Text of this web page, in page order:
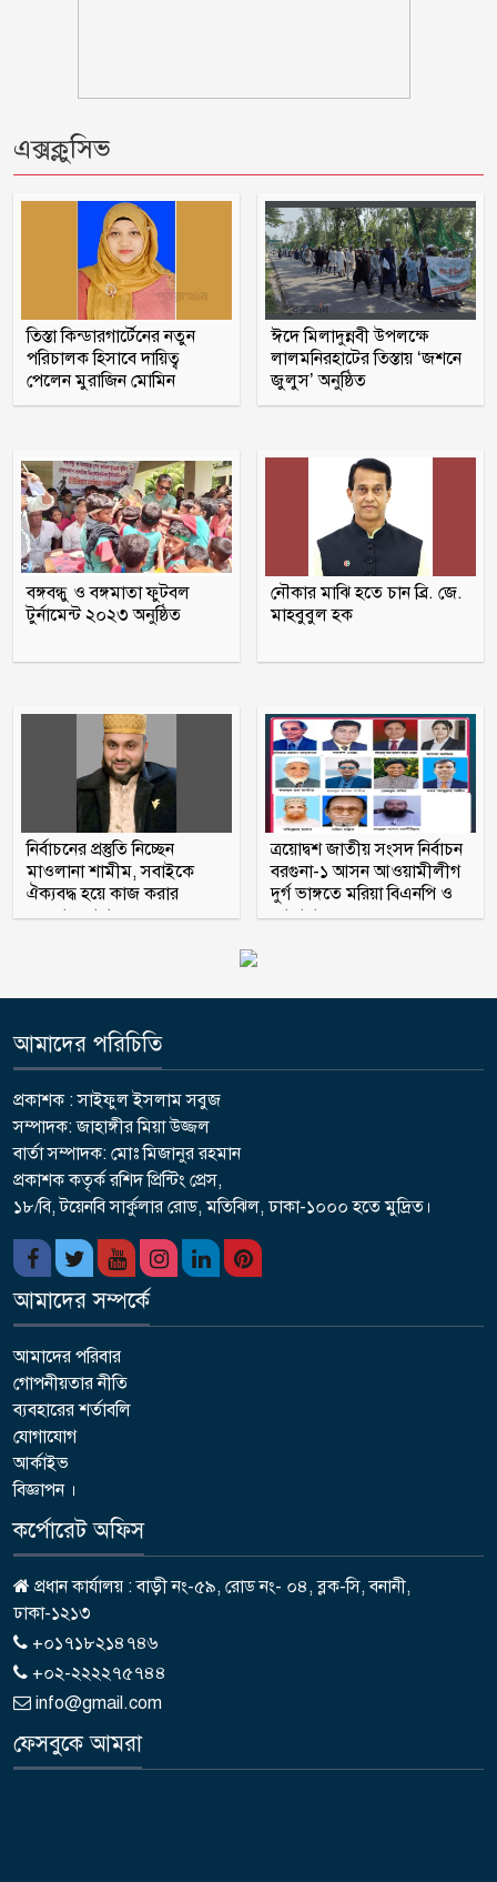
থাকার আহ্বান জামায়াত আমিরের
প্রথমে নৈতিক সমর্থন, পরে সরাসরি রাজপথে
নামে বিএনপি
গোপালগঞ্জে ১৫ আগস্ট পর্যন্ত নিরাপত্তা
জোরদার, মোতায়েন ৫ প্লাটুন বিজিবি
দম্পতিরা
জুলাই স্মৃতি জাদুঘর বিতাড়িত ফ্যাসিস্টদের
মুখোশ উন্মোচন করবে: প্রধানমন্ত্রী
তিতুমীর কলেজে ছাত্রশক্তির ২ নেতার ওপর
এক্সক্লুসিভ
তিস্তা কিন্ডারগার্টেনের নতুন
পরিচালক হিসাবে দায়িত্ব
পেলেন মুরাজিন মোমিন
ঈদে মিলাদুন্নবী উপলক্ষে
লালমনিরহাটের তিস্তায় ‘জশনে
জুলুস’ অনুষ্ঠিত
বঙ্গবন্ধু ও বঙ্গমাতা ফুটবল
টুর্নামেন্ট ২০২৩ অনুষ্ঠিত
নৌকার মাঝি হতে চান ব্রি. জে.
মাহবুবুল হক
নির্বাচনের প্রস্তুতি নিচ্ছেন
মাওলানা শামীম, সবাইকে
ঐক্যবদ্ধ হয়ে কাজ করার
অহব্বান জানান
ত্রয়োদ্বশ জাতীয় সংসদ নির্বাচন
বরগুনা-১ আসন আওয়ামীলীগ
দুর্গ ভাঙ্গতে মরিয়া বিএনপি ও
জামায়াত
আমাদের পরিচিতি
প্রকাশক : সাইফুল ইসলাম সবুজ
সম্পাদক: জাহাঙ্গীর মিয়া উজ্জল
বার্তা সম্পাদক: মোঃ মিজানুর রহমান
প্রকাশক কতৃর্ক রশিদ প্রিন্টিং প্রেস,
১৮/বি, টয়েনবি সার্কুলার রোড, মতিঝিল, ঢাকা-১০০০ হতে মুদ্রিত।
আমাদের সম্পর্কে
আমাদের পরিবার
গোপনীয়তার নীতি
ব্যবহারের শর্তাবলি
যোগাযোগ
আর্কাইভ
বিজ্ঞাপন ।
কর্পোরেট অফিস
প্রধান কার্যালয় : বাড়ী নং-৫৯, রোড নং- ০৪, ব্লক-সি, বনানী,
ঢাকা-১২১৩
+০১৭১৮২১৪৭৪৬
+০২-২২২২৭৫৭৪৪
info@gmail.com
ফেসবুকে আমরা